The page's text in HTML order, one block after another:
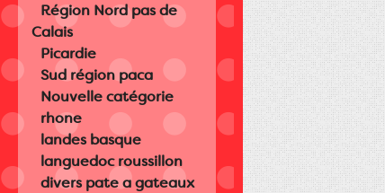
Région Nord pas de
Calais
Picardie
Sud région paca
Nouvelle catégorie
rhone
landes basque
languedoc roussillon
divers pate a gateaux